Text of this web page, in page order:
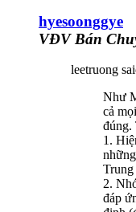
hyesoonggye
VĐV Bán
leetruong
Như
cả
đúng.
1.
Trung
2.
đáp